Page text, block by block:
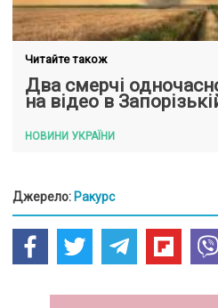
Читайте також
Два смерчі
на відео в
НОВИНИ УКРАЇНИ
Джерело: Ракурс